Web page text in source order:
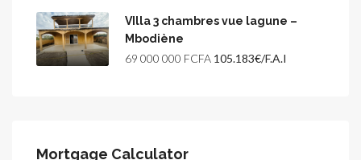
VIlla 3 chambres vue lagune –
Mbodiène
69 000 000 FCFA 105.183€/F.A.I
Mortgage Calculator